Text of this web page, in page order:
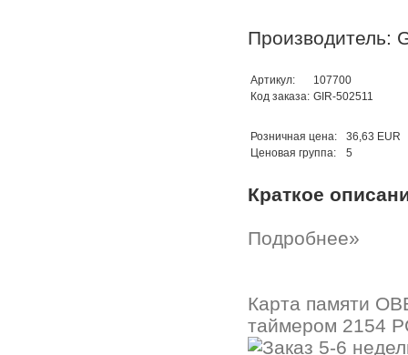
Производитель:
Артикул:
107700
Код заказа: GIR-502511
Розничная цена:
36,63 EUR
Ценовая группа:
5
Краткое
Подробнее»
Карта памяти
таймером 2154